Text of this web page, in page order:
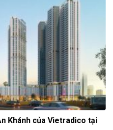
Khánh của Vietradico tại